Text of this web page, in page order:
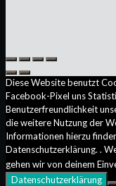
Diese Website benutzt
Facebook-Pixel uns
Benutzerfreundlichkeit
die weitere Nutzung der
Informationen hierzu
Datenschutzerklärung. .
gehen wir von deinem
Datenschutzerklärung